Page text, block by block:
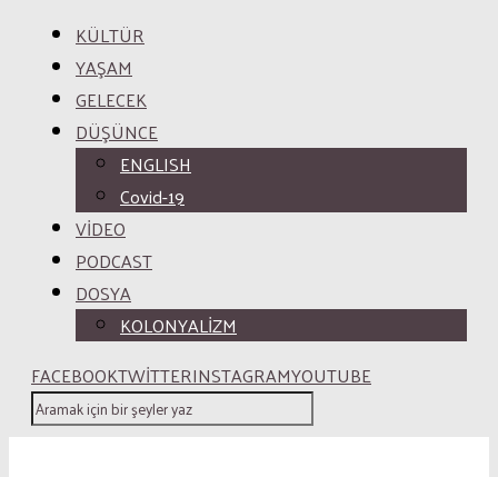
KÜLTÜR
YAŞAM
GELECEK
DÜŞÜNCE
ENGLISH
Covid-19
VİDEO
PODCAST
DOSYA
KOLONYALİZM
FACEBOOKTWITTERINSTAGRAMYOUTUBE